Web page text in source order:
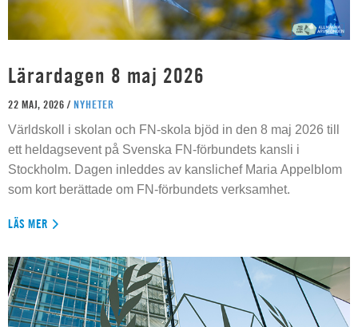
Lärardagen 8 maj 2026
22 MAJ, 2026 / NYHETER
Världskoll i skolan och FN-skola bjöd in den 8 maj 2026 till
ett heldagsevent på Svenska FN-förbundets kansli i
Stockholm. Dagen inleddes av kanslichef Maria Appelblom
som kort berättade om FN-förbundets verksamhet.
LÄS MER